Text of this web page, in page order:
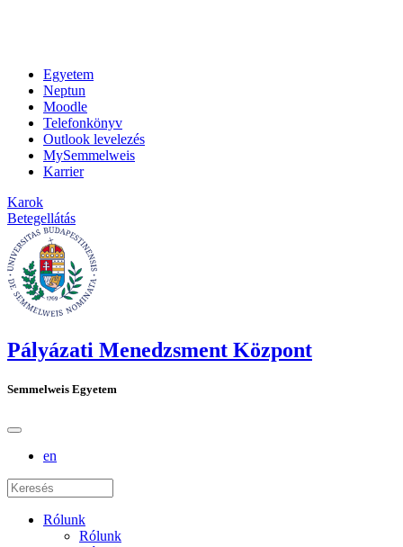
Egyetem
Neptun
Moodle
Telefonkönyv
Outlook levelezés
MySemmelweis
Karrier
Karok
Betegellátás
Pályázati Menedzsment Központ
Semmelweis Egyetem
en
Rólunk
Rólunk